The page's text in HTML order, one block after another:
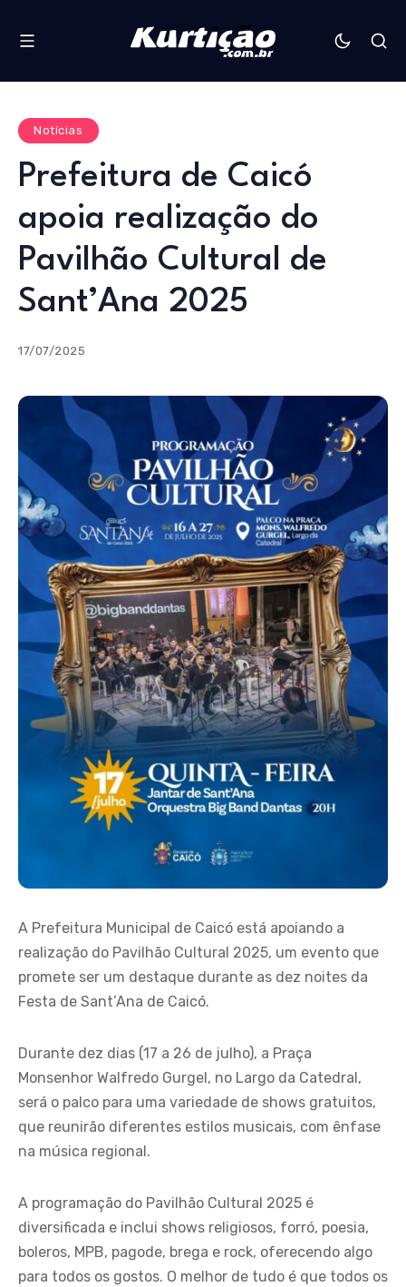
Notícias
Prefeitura de Caicó
apoia realização do
Pavilhão Cultural de
Sant’Ana 2025
17/07/2025
A Prefeitura Municipal de Caicó está apoiando a
realização do Pavilhão Cultural 2025, um evento que
promete ser um destaque durante as dez noites da
Festa de Sant’Ana de Caicó.
Durante dez dias (17 a 26 de julho), a Praça
Monsenhor Walfredo Gurgel, no Largo da Catedral,
será o palco para uma variedade de shows gratuitos,
que reunirão diferentes estilos musicais, com ênfase
na música regional.
A programação do Pavilhão Cultural 2025 é
diversificada e inclui shows religiosos, forró, poesia,
boleros, MPB, pagode, brega e rock, oferecendo algo
para todos os gostos. O melhor de tudo é que todos os